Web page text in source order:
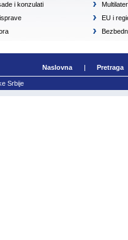
i konzulati
EU i
Naslovna Pretraga
Srbije